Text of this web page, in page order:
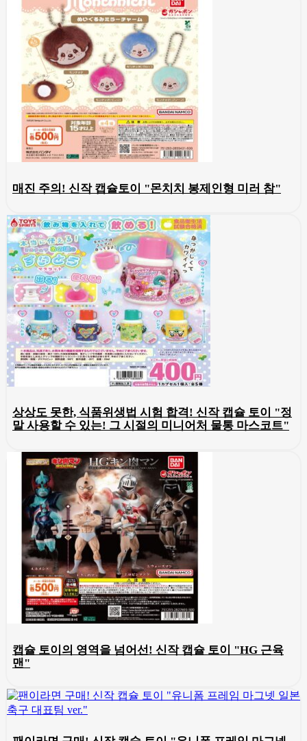
매진 주의! 신작 캡슐토이 "몬치치 봉제인형 미러 참"
상상도 못한, 식품위생법 시험 합격! 신작 캡슐 토이 "정
말 사용할 수 있는! 그 시절의 미니어처 물통 마스코트"
캡슐 토이의 영역을 넘어선! 신작 캡슐 토이 "HG 근육
맨"